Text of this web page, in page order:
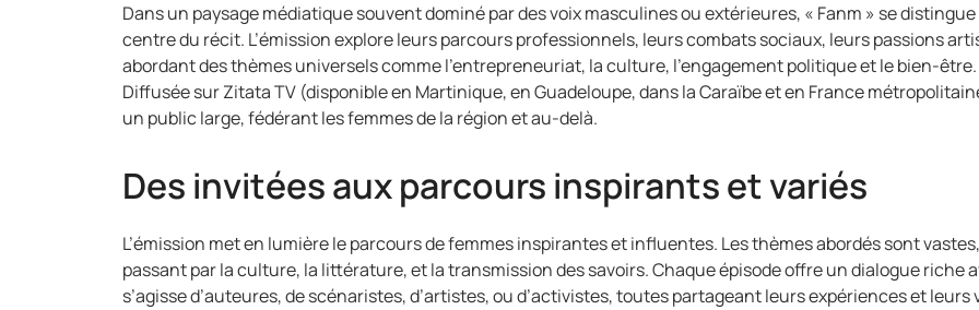
Dans un paysage médiatique souvent dominé par des voix masculines ou extérieures, « Fanm » se
centre du récit. L’émission explore leurs parcours professionnels, leurs combats sociaux, leurs passions
abordant des thèmes universels comme l’entrepreneuriat, la culture, l’engagement politique et le bien-être.
Diffusée sur Zitata TV (disponible en Martinique, en Guadeloupe, dans la Caraïbe et en France
un public large, fédérant les femmes de la région et au-delà.
Des invitées aux parcours inspirants et variés
L’émission met en lumière le parcours de femmes inspirantes et influentes. Les thèmes abordés sont
passant par la culture, la littérature, et la transmission des savoirs. Chaque épisode offre un dialogue riche
s’agisse d’auteures, de scénaristes, d’artistes, ou d’activistes, toutes partageant leurs expériences et leurs